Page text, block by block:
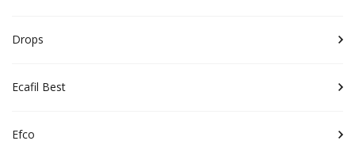
Drops
Ecafil Best
Efco